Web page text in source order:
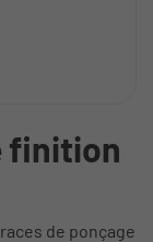
finition
de ponçage